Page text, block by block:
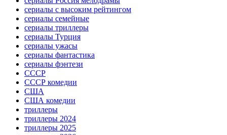
сериалы с высоким рейтингом
сериалы семейные
сериалы триллеры
сериалы Турция
сериалы ужасы
сериалы фантастика
сериалы фэнтези
СССР
СССР комедии
США
США комедии
триллеры
триллеры 2024
триллеры 2025